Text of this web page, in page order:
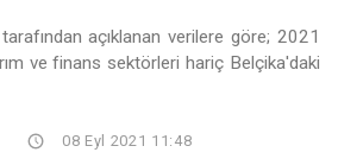
açıklanan verilere göre; 2021
ve finans sektörleri hariç Belçika'daki
08 Eyl 2021 11:48